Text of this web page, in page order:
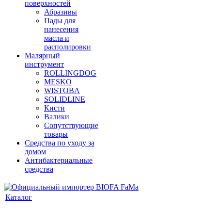
поверхностей
Абразивы
Пады для
нанесения
масла и
располировки
Малярный
инструмент
ROLLINGDOG
MESKO
WISTOBA
SOLIDLINE
Кисти
Валики
Сопутствующие
товары
Средства по уходу за
домом
Антибактериальные
средства
Каталог